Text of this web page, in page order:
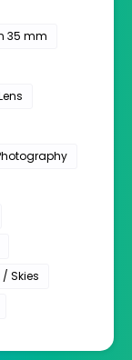
35 mm
Skies